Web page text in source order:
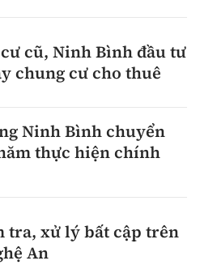
cũ, Ninh Bình đầu tư
chung cư cho thuê
Ninh Bình chuyển
thực hiện chính
tra, xử lý bất cập trên
An